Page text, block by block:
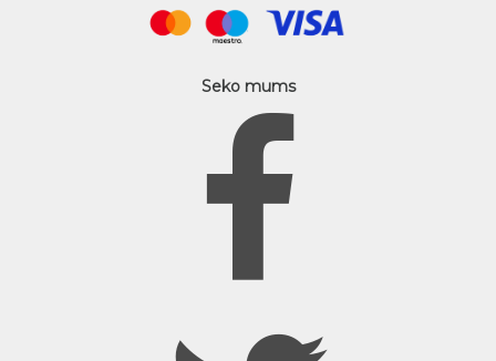
Seko mums